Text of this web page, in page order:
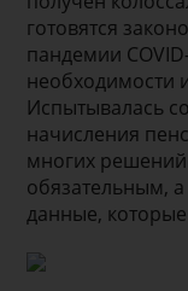
готовятся
пандемии
необходимости
Испытывалась
начисления
многих решений
обязательным,
данные,